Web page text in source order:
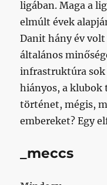
ligában. Maga a
elmúlt évek
Danit hány év volt
általános
infrastruktúra
hiányos, a klubok
történet, mégis,
embereket? Egy
_meccs